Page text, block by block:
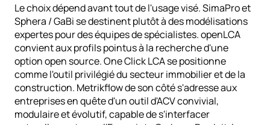
Le choix dépend avant tout de l'usage visé. SimaPro et
Sphera / GaBi se destinent plutôt à des modélisations
expertes pour des équipes de spécialistes. openLCA
convient aux profils pointus à la recherche d'une
option open source. One Click LCA se positionne
comme l'outil privilégié du secteur immobilier et de la
construction. Metrikflow de son côté s'adresse aux
entreprises en quête d'un outil d'ACV convivial,
modulaire et évolutif, capable de s'interfacer